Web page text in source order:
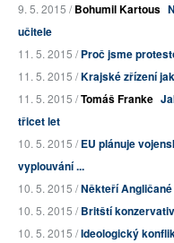
9. 5. 2015 /Bohumil Kartous
učitele
11. 5. 2015 /Proč jsme
11. 5. 2015 /Krajské zřízení
11. 5. 2015 /Tomáš Franke
třicet let
10. 5. 2015 /EU plánuje
vyplouvání ...
10. 5. 2015 /Někteří
10. 5. 2015 /Britští
10. 5. 2015 /Ideologický